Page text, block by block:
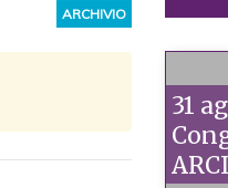
ARCHIVIO
31